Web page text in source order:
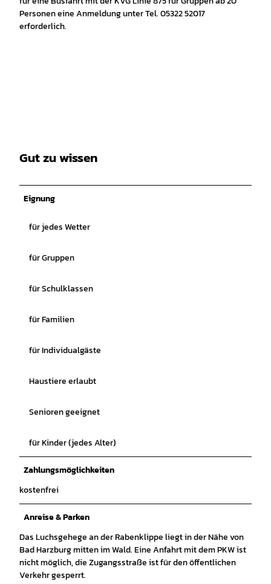
Personen eine Anmeldung unter Tel. 05322 52017
erforderlich.
Gut zu wissen
Eignung
für jedes Wetter
für Gruppen
für Schulklassen
für Familien
für Individualgäste
Haustiere erlaubt
Senioren geeignet
für Kinder (jedes Alter)
Zahlungsmöglichkeiten
kostenfrei
Anreise & Parken
Das Luchsgehege an der Rabenklippe liegt in der Nähe von
Bad Harzburg mitten im Wald. Eine Anfahrt mit dem PKW ist
nicht möglich, die Zugangsstraße ist für den öffentlichen
Verkehr gesperrt.